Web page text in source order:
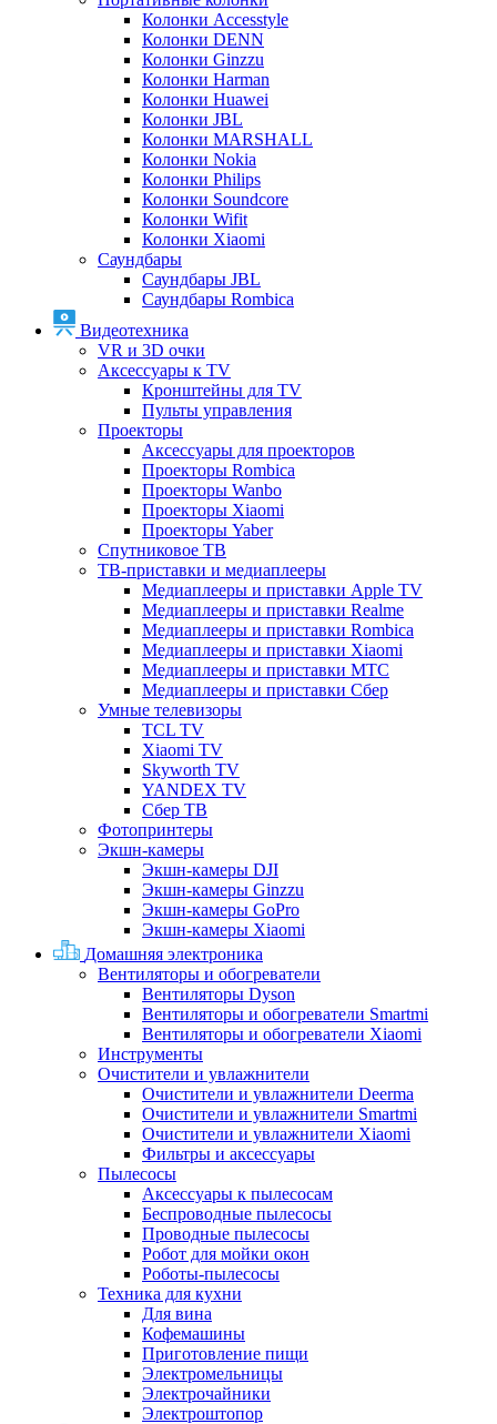
Колонки Accesstyle
Колонки DENN
Колонки Ginzzu
Колонки Harman
Колонки Huawei
Колонки JBL
Колонки MARSHALL
Колонки Nokia
Колонки Philips
Колонки Soundcore
Колонки Wifit
Колонки Xiaomi
Саундбары
Саундбары JBL
Саундбары Rombica
Видеотехника
VR и 3D очки
Аксессуары к TV
Кронштейны для TV
Пульты управления
Проекторы
Аксессуары для проекторов
Проекторы Rombica
Проекторы Wanbo
Проекторы Xiaomi
Проекторы Yaber
Спутниковое ТВ
ТВ-приставки и медиаплееры
Медиаплееры и приставки Apple TV
Медиаплееры и приставки Realme
Медиаплееры и приставки Rombica
Медиаплееры и приставки Xiaomi
Медиаплееры и приставки МТС
Медиаплееры и приставки Сбер
Умные телевизоры
TCL TV
Xiaomi TV
Skyworth TV
YANDEX TV
Сбер ТВ
Фотопринтеры
Экшн-камеры
Экшн-камеры DJI
Экшн-камеры Ginzzu
Экшн-камеры GoPro
Экшн-камеры Xiaomi
Домашняя электроника
Вентиляторы и обогреватели
Вентиляторы Dyson
Вентиляторы и обогреватели Smartmi
Вентиляторы и обогреватели Xiaomi
Инструменты
Очистители и увлажнители
Очистители и увлажнители Deerma
Очистители и увлажнители Smartmi
Очистители и увлажнители Xiaomi
Фильтры и аксессуары
Пылесосы
Аксессуары к пылесосам
Беспроводные пылесосы
Проводные пылесосы
Робот для мойки окон
Роботы-пылесосы
Техника для кухни
Для вина
Кофемашины
Приготовление пищи
Электромельницы
Электрочайники
Электроштопор